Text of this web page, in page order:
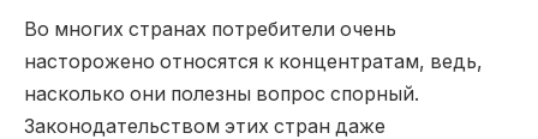
Во многих странах потребители очень
насторожено относятся к концентратам, ведь,
насколько они полезны вопрос спорный.
Законодательством этих стран даже